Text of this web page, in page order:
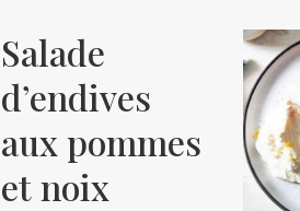
Salade
d’endives
aux pommes
et noix